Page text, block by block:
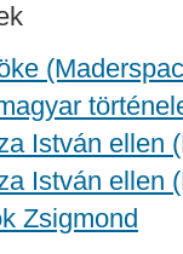
István ellen
István ellen
Zsigmond